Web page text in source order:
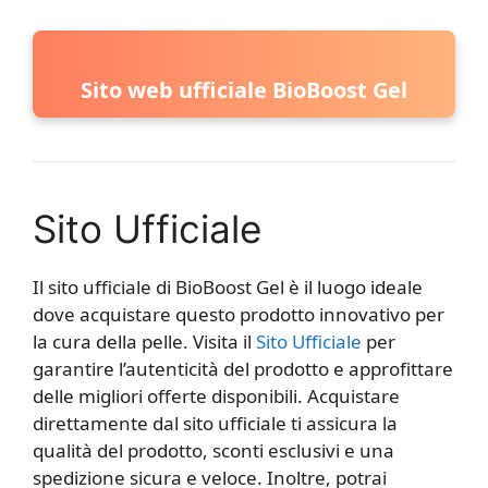
Sito web ufficiale BioBoost Gel
Sito Ufficiale
Il sito ufficiale di BioBoost Gel è il luogo ideale
dove acquistare questo prodotto innovativo per
la cura della pelle. Visita il Sito Ufficiale per
garantire l’autenticità del prodotto e approfittare
delle migliori offerte disponibili. Acquistare
direttamente dal sito ufficiale ti assicura la
qualità del prodotto, sconti esclusivi e una
spedizione sicura e veloce. Inoltre, potrai